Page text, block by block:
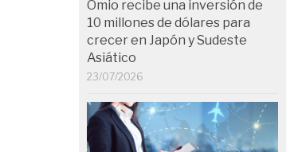
Omio recibe una inversión de
10 millones de dólares para
crecer en Japón y Sudeste
Asiático
23/07/2026